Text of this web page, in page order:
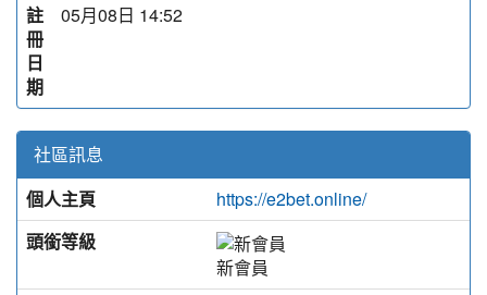
註
冊
日
期
05月08日 14:52
社區訊息
個人主頁
https://e2bet.online/
頭銜等級
新會員